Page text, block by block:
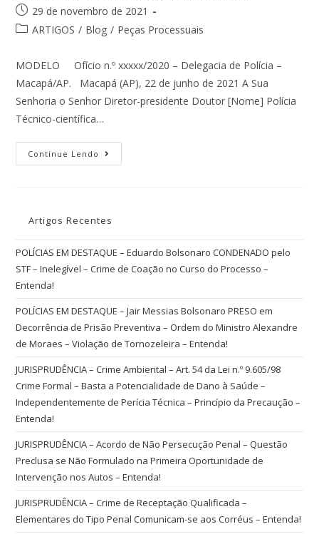
29 de novembro de 2021
ARTIGOS / Blog / Peças Processuais
MODELO Ofício n.º xxxxx/2020 – Delegacia de Polícia –
Macapá/AP. Macapá (AP), 22 de junho de 2021 A Sua
Senhoria o Senhor Diretor-presidente Doutor [Nome] Polícia
Técnico-científica…
Continue Lendo
Artigos Recentes
POLÍCIAS EM DESTAQUE – Eduardo Bolsonaro CONDENADO pelo
STF – Inelegível – Crime de Coação no Curso do Processo –
Entenda!
POLÍCIAS EM DESTAQUE – Jair Messias Bolsonaro PRESO em
Decorrência de Prisão Preventiva – Ordem do Ministro Alexandre
de Moraes – Violação de Tornozeleira – Entenda!
JURISPRUDÊNCIA – Crime Ambiental – Art. 54 da Lei n.º 9.605/98
Crime Formal – Basta a Potencialidade de Dano à Saúde –
Independentemente de Perícia Técnica – Princípio da Precaução –
Entenda!
JURISPRUDÊNCIA – Acordo de Não Persecução Penal – Questão
Preclusa se Não Formulado na Primeira Oportunidade de
Intervenção nos Autos – Entenda!
JURISPRUDÊNCIA – Crime de Receptação Qualificada –
Elementares do Tipo Penal Comunicam-se aos Corréus – Entenda!